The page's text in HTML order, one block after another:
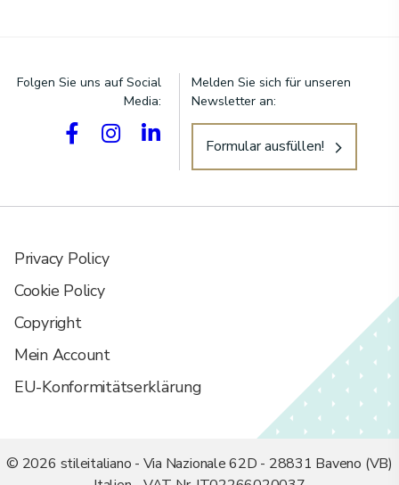
Folgen Sie uns auf Social
Media:
Melden Sie sich für unseren
Newsletter an:
Formular ausfüllen!
Privacy Policy
Cookie Policy
Copyright
Mein Account
EU-Konformitätserklärung
© 2026 stileitaliano - Via Nazionale 62D - 28831 Baveno (VB)